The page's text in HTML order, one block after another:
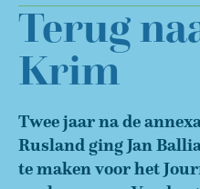
Terug
Krim
Twee jaar na de
Rusland ging Jan
te maken voor het